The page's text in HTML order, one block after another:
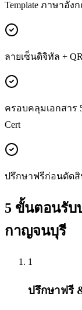
Template ภาษาอั
ลายเซ็นดิจิทัล +
ครอบคลุมเอกสาร
Cert
ปรึกษาฟรีก่อนตัดสิ
5 ขั้นตอนรับ
กาญจนบุรี
1
ปรึกษาฟรี